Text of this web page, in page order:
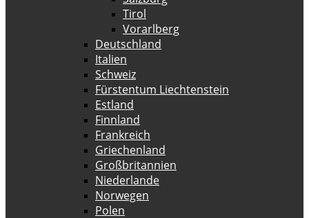
Tirol
Vorarlberg
Deutschland
Italien
Schweiz
Fürstentum Liechtenstein
Estland
Finnland
Frankreich
Griechenland
Großbritannien
Niederlande
Norwegen
Polen